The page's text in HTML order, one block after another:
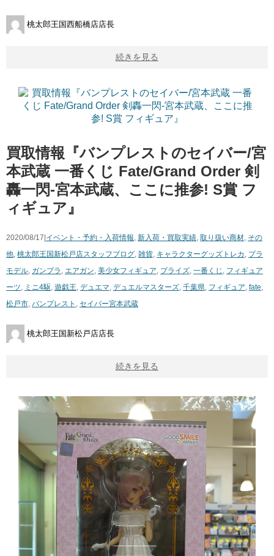
桃太郎王国西船橋店店長
続きを見る
買取情報『バンプレストのセイバー/宮
本武蔵 ​一番くじ ​Fate/Grand ​Order ​剣
轟一閃‐宮本武蔵、ここに推参! ​S賞 ​フ
ィギュア』
2020/08/17| イベント・予約・入荷情報, 新入荷・買取実績, 取り扱い商材, その
他, 桃太郎王国新松戸店スタッフブログ, 雑貨, キャラクターグッズ トレカ , プラ
モデル, ガンプラ , エアガン, 美少女フィギュア, プライズ, 一番くじ , フィギュア
ーツ, ミニ4駆, 遊戯王, デュエマ, デュエルマスターズ, 千葉県, フィギュア, fate,
松戸市, バンプレスト , セイバー宮本武蔵
桃太郎王国新松戸店店長
続きを見る